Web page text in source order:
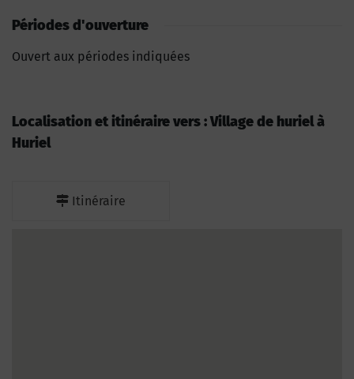
Périodes d'ouverture
Ouvert aux périodes indiquées
Localisation et itinéraire vers : Village de huriel à
Huriel
Itinéraire